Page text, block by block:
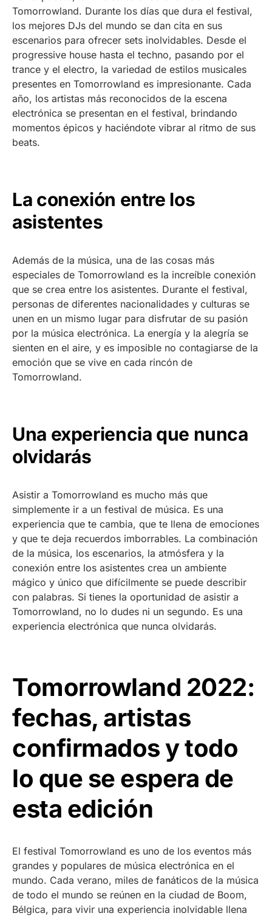
Tomorrowland. Durante los días que dura el festival,
los mejores DJs del mundo se dan cita en sus
escenarios para ofrecer sets inolvidables. Desde el
progressive house hasta el techno, pasando por el
trance y el electro, la variedad de estilos musicales
presentes en Tomorrowland es impresionante. Cada
año, los artistas más reconocidos de la escena
electrónica se presentan en el festival, brindando
momentos épicos y haciéndote vibrar al ritmo de sus
beats.
La conexión entre los
asistentes
Además de la música, una de las cosas más
especiales de Tomorrowland es la increíble conexión
que se crea entre los asistentes. Durante el festival,
personas de diferentes nacionalidades y culturas se
unen en un mismo lugar para disfrutar de su pasión
por la música electrónica. La energía y la alegría se
sienten en el aire, y es imposible no contagiarse de la
emoción que se vive en cada rincón de
Tomorrowland.
Una experiencia que nunca
olvidarás
Asistir a Tomorrowland es mucho más que
simplemente ir a un festival de música. Es una
experiencia que te cambia, que te llena de emociones
y que te deja recuerdos imborrables. La combinación
de la música, los escenarios, la atmósfera y la
conexión entre los asistentes crea un ambiente
mágico y único que difícilmente se puede describir
con palabras. Si tienes la oportunidad de asistir a
Tomorrowland, no lo dudes ni un segundo. Es una
experiencia electrónica que nunca olvidarás.
Tomorrowland 2022:
fechas, artistas
confirmados y todo
lo que se espera de
esta edición
El festival Tomorrowland es uno de los eventos más
grandes y populares de música electrónica en el
mundo. Cada verano, miles de fanáticos de la música
de todo el mundo se reúnen en la ciudad de Boom,
Bélgica, para vivir una experiencia inolvidable llena